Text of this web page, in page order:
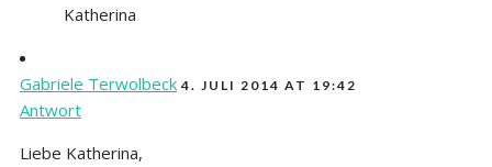
Katherina
Gabriele Terwolbeck 4. JULI 2014 AT 19:42
Antwort
Liebe Katherina,